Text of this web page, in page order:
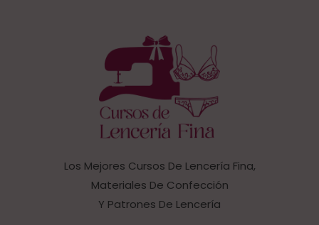
Los Mejores Cursos De Lencería Fina,
Materiales De Confección
Y Patrones De Lencería